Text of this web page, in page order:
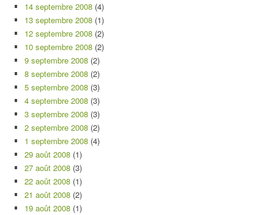
14 septembre 2008 (4)
13 septembre 2008 (1)
12 septembre 2008 (2)
10 septembre 2008 (2)
9 septembre 2008 (2)
8 septembre 2008 (2)
5 septembre 2008 (3)
4 septembre 2008 (3)
3 septembre 2008 (3)
2 septembre 2008 (2)
1 septembre 2008 (4)
29 août 2008 (1)
27 août 2008 (3)
22 août 2008 (1)
21 août 2008 (2)
19 août 2008 (1)